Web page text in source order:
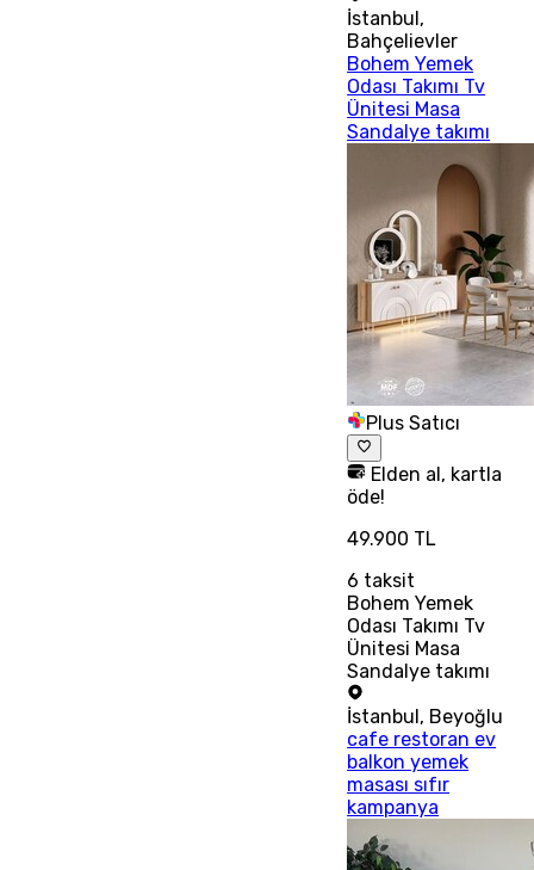
İstanbul ,
Bahçelievler
Bohem Yemek
Odası Takımı Tv
Ünitesi Masa
Sandalye takımı
Plus Satıcı
Elden al, kartla
öde!
49.900 TL
6 taksit
Bohem Yemek
Odası Takımı Tv
Ünitesi Masa
Sandalye takımı
İstanbul, Beyoğlu
cafe restoran ev
balkon yemek
masası sıfır
kampanya